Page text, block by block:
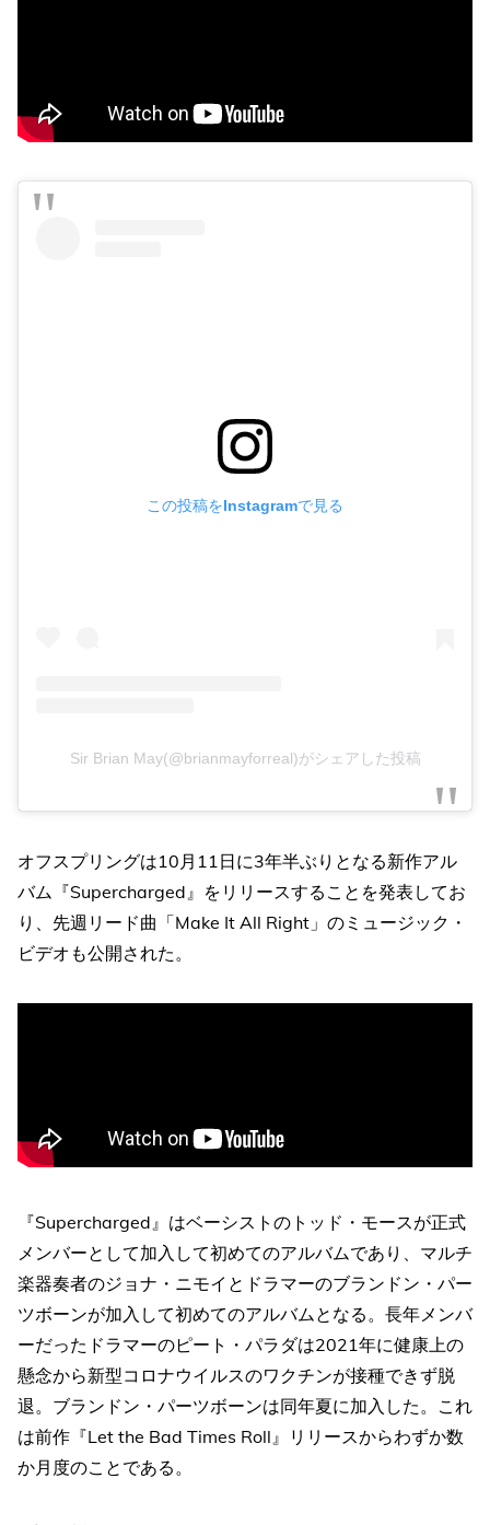
この投稿をInstagramで見る
Sir Brian May(@brianmayforreal)がシェアした投稿
オフスプリングは10月11日に3年半ぶりとなる新作アル
バム『Supercharged』をリリースすることを発表してお
り、先週リード曲「Make It All Right」のミュージック・
ビデオも公開された。
『Supercharged』はベーシストのトッド・モースが正式
メンバーとして加入して初めてのアルバムであり、マルチ
楽器奏者のジョナ・ニモイとドラマーのブランドン・パー
ツボーンが加入して初めてのアルバムとなる。長年メンバ
ーだったドラマーのピート・パラダは2021年に健康上の
懸念から新型コロナウイルスのワクチンが接種できず脱
退。ブランドン・パーツボーンは同年夏に加入した。これ
は前作『Let the Bad Times Roll』リリースからわずか数
か月度のことである。